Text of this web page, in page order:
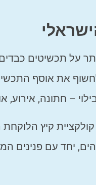
על תכשיטים כבדים
את אוסף
– חתונה, אירוע,
קיץ
יחד עם פנינים